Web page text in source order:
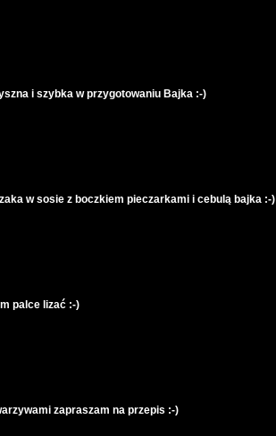
i szybka w przygotowaniu Bajka :-)
w sosie z boczkiem pieczarkami i cebulą bajka :-)
palce lizać :-)
zapraszam na przepis :-)